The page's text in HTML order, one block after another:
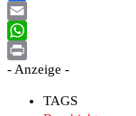
Facebook
Email
WhatsApp
Print
- Anzeige -
TAGS